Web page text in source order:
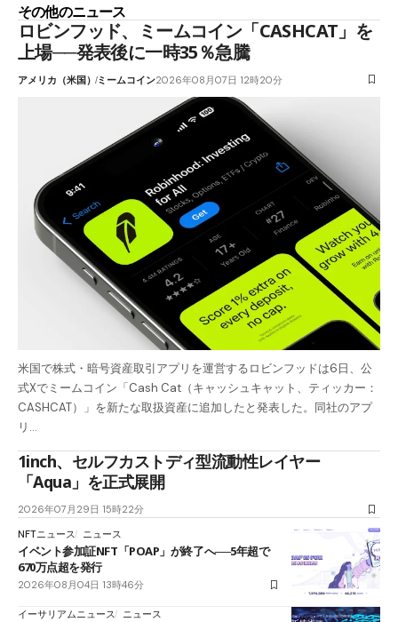
その他のニュース
ロビンフッド、ミームコイン「CASHCAT」を
上場──発表後に一時35％急騰
アメリカ（米国）ミームコイン2026年08月07日 12時20分
米国で株式・暗号資産取引アプリを運営するロビンフッドは6日、公
式Xでミームコイン「Cash Cat（キャッシュキャット、ティッカー：
CASHCAT）」を新たな取扱資産に追加したと発表した。同社のアプ
リ…
1inch、セルフカストディ型流動性レイヤー
「Aqua」を正式展開
2026年07月29日 15時22分
NFTニュース
ニュース
イベント参加証NFT「POAP」が終了へ──5年超で
670万点超を発行
2026年08月04日 13時46分
イーサリアムニュース ニュース